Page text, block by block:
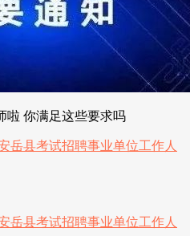
啦 你满足这些要求吗